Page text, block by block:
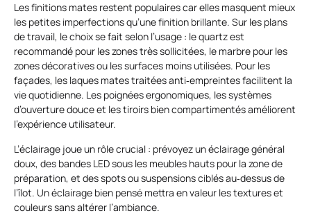
Les finitions mates restent populaires car elles masquent mieux
les petites imperfections qu’une finition brillante. Sur les plans
de travail, le choix se fait selon l’usage : le quartz est
recommandé pour les zones très sollicitées, le marbre pour les
zones décoratives ou les surfaces moins utilisées. Pour les
façades, les laques mates traitées anti‑empreintes facilitent la
vie quotidienne. Les poignées ergonomiques, les systèmes
d’ouverture douce et les tiroirs bien compartimentés améliorent
l’expérience utilisateur.
L’éclairage joue un rôle crucial : prévoyez un éclairage général
doux, des bandes LED sous les meubles hauts pour la zone de
préparation, et des spots ou suspensions ciblés au‑dessus de
l’îlot. Un éclairage bien pensé mettra en valeur les textures et
couleurs sans altérer l’ambiance.